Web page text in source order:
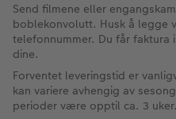
Tilbehør
Send filmene eller
boblekonvolutt. Husk å legge
telefonnummer. Du får faktura
dine.
Forventet leveringstid er
kan variere avhengig av
perioder være opptil ca. 3